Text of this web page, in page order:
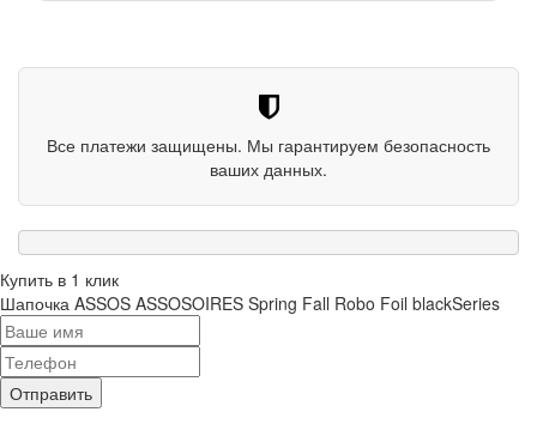
Все платежи защищены. Мы гарантируем безопасность
ваших данных.
Купить в 1 клик
Шапочка ASSOS ASSOSOIRES Spring Fall Robo Foil blackSeries
Отправить